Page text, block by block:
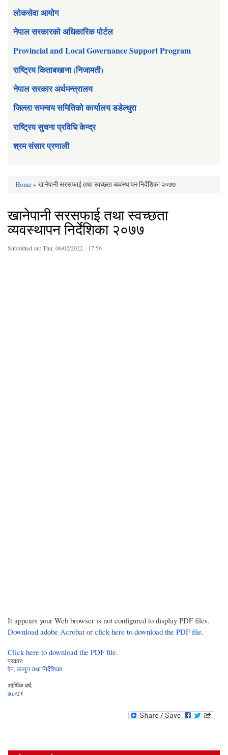
लोकसेवा आयोग
नेपाल सरकारको अधिकारिक पोर्टल
Provincial and Local Governance Support Program
राष्ट्रिय किताबखाना (निजामती)
नेपाल सरकार अर्थमन्त्रालय
जिल्ला समन्वय समितिको कार्यालय डडेल्धुरा
राष्ट्रिय सुचना प्रविधि केन्द्र
श्रम संसार प्रणाली
Home» खानेपानी सरसफाई तथा स्वच्छता व्यवस्थापन निर्देशिका २०७७
खानेपानी सरसफाई तथा स्वच्छता
व्यवस्थापन निर्देशिका २०७७
Submitted on:Thu, 06/02/2022 - 17:56
It appears your Web browser is not configured to display PDF files.
Download adobe Acrobat or click here to download the PDF file.
Click here to download the PDF file.
प्रकार:
ऐन, कानुन तथा निर्देशिका
आर्थिक वर्ष:
७८/७९